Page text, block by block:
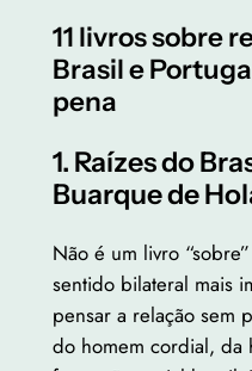
11 livros sobre
Brasil e
pena
1. Raízes do
Buarque de
Não é um livro
sentido bilateral mais
pensar a relação sem
do homem cordial, da